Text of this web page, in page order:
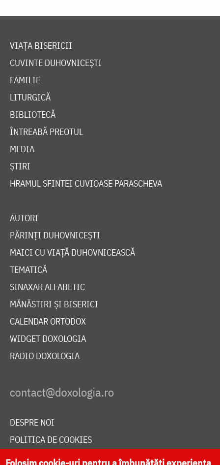
VIAȚA BISERICII
CUVINTE DUHOVNICEȘTI
FAMILIE
LITURGICĂ
BIBLIOTECĂ
ÎNTREABĂ PREOTUL
MEDIA
ȘTIRI
HRAMUL SFINTEI CUVIOASE PARASCHEVA
AUTORI
PĂRINȚI DUHOVNICEȘTI
MAICI CU VIAȚĂ DUHOVNICEASCĂ
TEMATICĂ
SINAXAR ALFABETIC
MĂNĂSTIRI ȘI BISERICI
CALENDAR ORTODOX
WIDGET DOXOLOGIA
RADIO DOXOLOGIA
DESPRE NOI
POLITICA DE COOKIES
DONEAZĂ ONLINE PENTRU CATEDRALA NAȚIONALĂ